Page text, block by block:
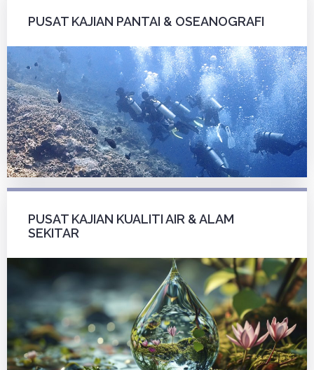
PUSAT KAJIAN PANTAI & OSEANOGRAFI
PUSAT KAJIAN KUALITI AIR & ALAM
SEKITAR